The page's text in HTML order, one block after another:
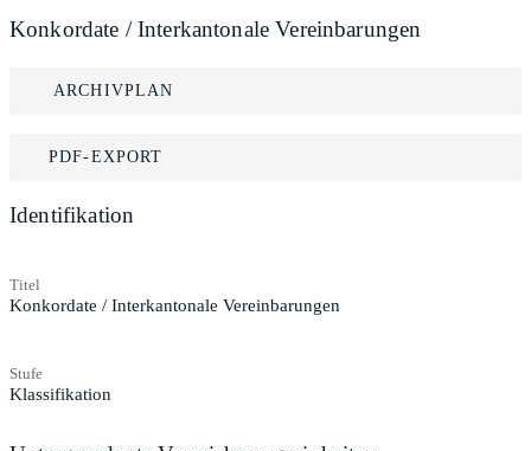
Konkordate / Interkantonale Vereinbarungen
ARCHIVPLAN
PDF-EXPORT
Identifikation
Titel
Konkordate / Interkantonale Vereinbarungen
Stufe
Klassifikation